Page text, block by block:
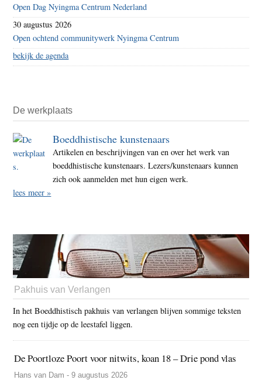
Open Dag Nyingma Centrum Nederland
30 augustus 2026
Open ochtend communitywerk Nyingma Centrum
bekijk de agenda
De werkplaats
Boeddhistische kunstenaars
Artikelen en beschrijvingen van en over het werk van
boeddhistische kunstenaars. Lezers/kunstenaars kunnen
zich ook aanmelden met hun eigen werk.
lees meer »
Pakhuis van Verlangen
In het Boeddhistisch pakhuis van verlangen blijven sommige teksten
nog een tijdje op de leestafel liggen.
De Poortloze Poort voor nitwits, koan 18 – Drie pond vlas
Hans van Dam - 9 augustus 2026